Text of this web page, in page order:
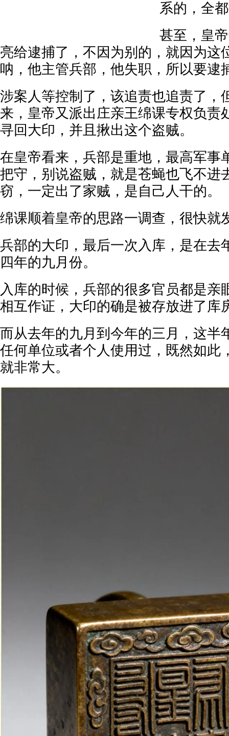
系的，全
甚至，皇
亮给逮捕了，不因为别的，就因为这
呐，他主管兵部，他失职，所以要逮
涉案人等控制了，该追责也追责了，
来，皇帝又派出庄亲王绵课专权负责
寻回大印，并且揪出这个盗贼。
在皇帝看来，兵部是重地，最高军事
把守，别说盗贼，就是苍蝇也飞不进
窃，一定出了家贼，是自己人干的。
绵课顺着皇帝的思路一调查，很快就
兵部的大印，最后一次入库，是在去
四年的九月份。
入库的时候，兵部的很多官员都是亲
相互作证，大印的确是被存放进了库
而从去年的九月到今年的三月，这半
任何单位或者个人使用过，既然如此
就非常大。